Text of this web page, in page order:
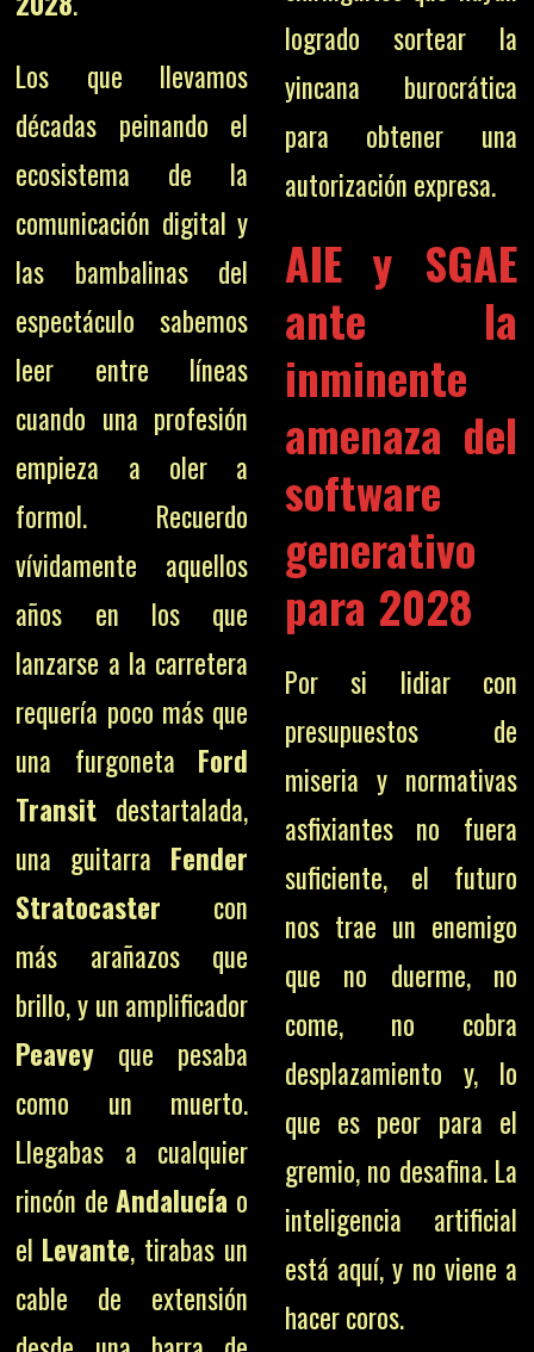
Los que llevamos
décadas peinando el
ecosistema de la
comunicación digital y
las bambalinas del
espectáculo sabemos
leer entre líneas
cuando una profesión
empieza a oler a
formol. Recuerdo
vívidamente aquellos
años en los que
lanzarse a la carretera
requería poco más que
una furgoneta Ford
Transit destartalada,
una guitarra Fender
Stratocaster con
más arañazos que
brillo, y un amplificador
Peavey que pesaba
como un muerto.
Llegabas a cualquier
rincón deAndalucía o
el Levante, tirabas un
cable de extensión
logrado sortear la
yincana burocrática
para obtener una
autorización expresa.
AIE y SGAE
ante la
inminente
amenaza del
software
generativo
para 2028
Por si lidiar con
presupuestos de
miseria y normativas
asfixiantes no fuera
suficiente, el futuro
nos trae un enemigo
que no duerme, no
come, no cobra
desplazamiento y, lo
que es peor para el
gremio, no desafina. La
inteligencia artificial
está aquí, y no viene a
hacer coros.